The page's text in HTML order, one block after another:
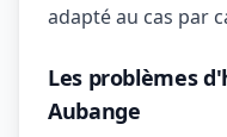
adapté au cas par
Les problèmes
Aubange